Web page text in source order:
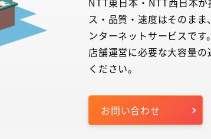
ス・品質・速度はそのま
ンターネットサービスです
店舗運営に必要な大容量
ください。
お問い合わせ